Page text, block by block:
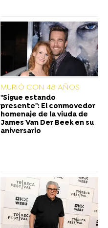
MURIÓ CON 48 AÑOS
"Sigue estando
presente": El conmovedor
homenaje de la viuda de
James Van Der Beek en su
aniversario